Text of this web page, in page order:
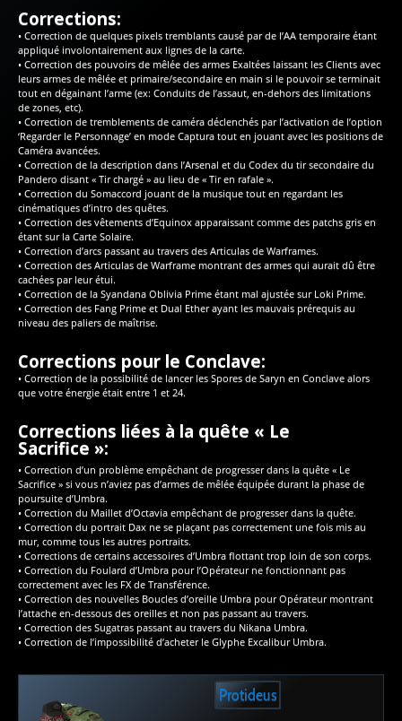
Corrections:
• Correction de quelques pixels tremblants causé par de l’AA temporaire étant
appliqué involontairement aux lignes de la carte.
• Correction des pouvoirs de mêlée des armes Exaltées laissant les Clients avec
leurs armes de mêlée et primaire/secondaire en main si le pouvoir se terminait
tout en dégainant l’arme (ex: Conduits de l’assaut, en-dehors des limitations
de zones, etc).
• Correction de tremblements de caméra déclenchés par l’activation de l’option
‘Regarder le Personnage’ en mode Captura tout en jouant avec les positions de
Caméra avancées.
• Correction de la description dans l’Arsenal et du Codex du tir secondaire du
Pandero disant « Tir chargé » au lieu de « Tir en rafale ».
• Correction du Somaccord jouant de la musique tout en regardant les
cinématiques d’intro des quêtes.
• Correction des vêtements d’Equinox apparaissant comme des patchs gris en
étant sur la Carte Solaire.
• Correction d’arcs passant au travers des Articulas de Warframes.
• Correction des Articulas de Warframe montrant des armes qui aurait dû être
cachées par leur étui.
• Correction de la Syandana Oblivia Prime étant mal ajustée sur Loki Prime.
• Correction des Fang Prime et Dual Ether ayant les mauvais prérequis au
niveau des paliers de maîtrise.
Corrections pour le Conclave:
• Correction de la possibilité de lancer les Spores de Saryn en Conclave alors
que votre énergie était entre 1 et 24.
Corrections liées à la quête « Le
Sacrifice »:
• Correction d’un problème empêchant de progresser dans la quête « Le
Sacrifice » si vous n’aviez pas d’armes de mêlée équipée durant la phase de
poursuite d’Umbra.
• Correction du Maillet d’Octavia empêchant de progresser dans la quête.
• Correction du portrait Dax ne se plaçant pas correctement une fois mis au
mur, comme tous les autres portraits.
• Corrections de certains accessoires d’Umbra flottant trop loin de son corps.
• Correction du Foulard d’Umbra pour l’Opérateur ne fonctionnant pas
correctement avec les FX de Transférence.
• Correction des nouvelles Boucles d’oreille Umbra pour Opérateur montrant
l’attache en-dessous des oreilles et non pas passant au travers.
• Correction des Sugatras passant au travers du Nikana Umbra.
• Correction de l’impossibilité d’acheter le Glyphe Excalibur Umbra.
Protideus